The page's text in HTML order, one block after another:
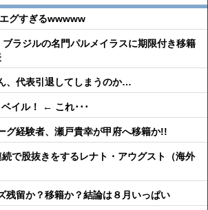
グすぎるwwwww
ラジルの名門パルメイラスに期限付き移籍
、代表引退してしまうのか…
イル！ ← これ･･･
グ経験者、瀬戸貴幸が甲府へ移籍か!!
で股抜きをするレナト・アウグスト（海外
残留か？移籍か？結論は８月いっぱい